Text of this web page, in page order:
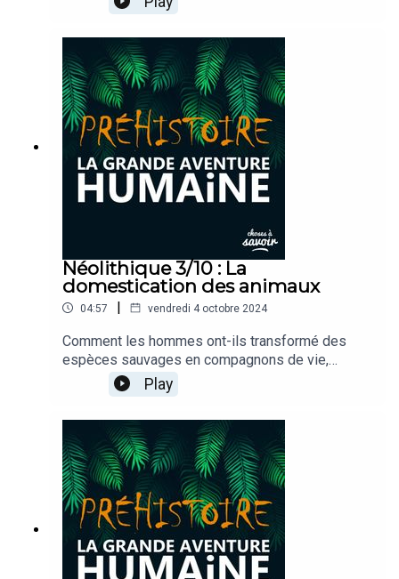
l’humanité est-elle passée de la cueillette des
Et pourquoi l’agriculture a-t-elle changé le cours
de notre histoire ?
Néolithique 3/10 : La
domestication des animaux
04:57 | vendredi 4 octobre 2024
Comment les hommes ont-ils transformé des
espèces sauvages en compagnons de vie,
sources de nourriture, et aides indispensables ?
Dans cet épisode, nous allons découvrir
seulement changé notre quotidien, mais aussi
notre société dans son ensemble.
Play